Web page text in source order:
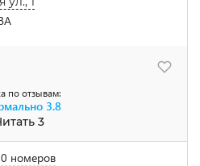
по отзывам:
3.8
3
номеров